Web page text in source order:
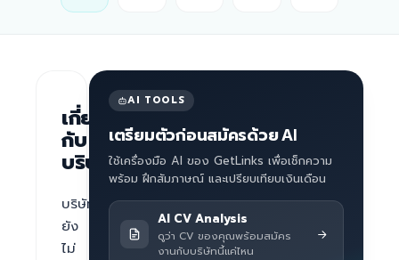
เกี่ยว
กับ
บริษัท
บริษัท
ยัง
ไม่
AI TOOLS
เตรียมตัวก่อนสมัครด้วย AI
ใช้เครื่องมือ AI ของ GetLinks เพื่อเช็กความ
พร้อม ฝึกสัมภาษณ์ และเปรียบเทียบเงินเดือน
AI CV Analysis
ดูว่า CV ของคุณพร้อมสมัคร
งานกับบริษัทนี้แค่ไหน